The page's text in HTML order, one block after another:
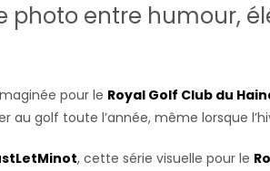
photo entre humour,
pour le Royal Golf Club du
au golf toute l’année, même lorsque
, cette série visuelle pour le